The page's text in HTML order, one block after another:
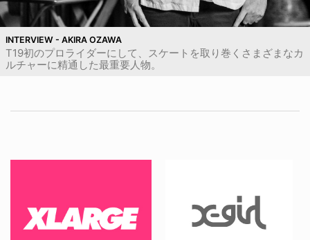
INTERVIEW - AKIRA OZAWA
T19初のプロライダーにして、スケートを取り巻くさまざまなカ
ルチャーに精通した最重要人物。